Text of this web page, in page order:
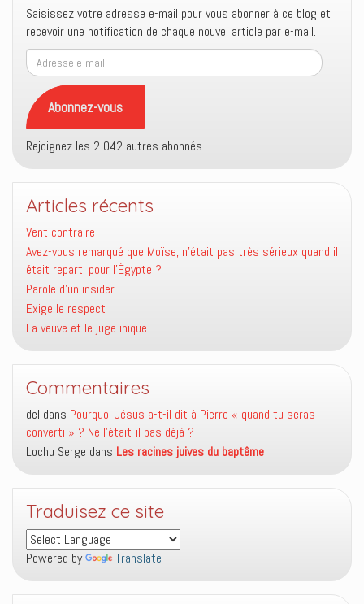
Saisissez votre adresse e-mail pour vous abonner à ce blog et
recevoir une notification de chaque nouvel article par e-mail.
Adresse
e-
mail
Abonnez-vous
Rejoignez les 2 042 autres abonnés
Articles récents
Vent contraire
Avez-vous remarqué que Moïse, n’était pas très sérieux quand il
était reparti pour l’Égypte ?
Parole d’un insider
Exige le respect !
La veuve et le juge inique
Commentaires
del dans Pourquoi Jésus a-t-il dit à Pierre « quand tu seras
converti » ? Ne l’était-il pas déjà ?
Lochu Serge dans Les racines juives du baptême
Traduisez ce site
Powered by Translate